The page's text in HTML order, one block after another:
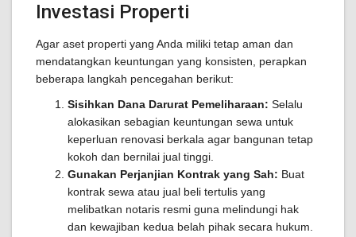
Investasi Properti
Agar aset properti yang Anda miliki tetap aman dan
mendatangkan keuntungan yang konsisten, perapkan
beberapa langkah pencegahan berikut:
Sisihkan Dana Darurat Pemeliharaan: Selalu
alokasikan sebagian keuntungan sewa untuk
keperluan renovasi berkala agar bangunan tetap
kokoh dan bernilai jual tinggi.
Gunakan Perjanjian Kontrak yang Sah: Buat
kontrak sewa atau jual beli tertulis yang
melibatkan notaris resmi guna melindungi hak
dan kewajiban kedua belah pihak secara hukum.